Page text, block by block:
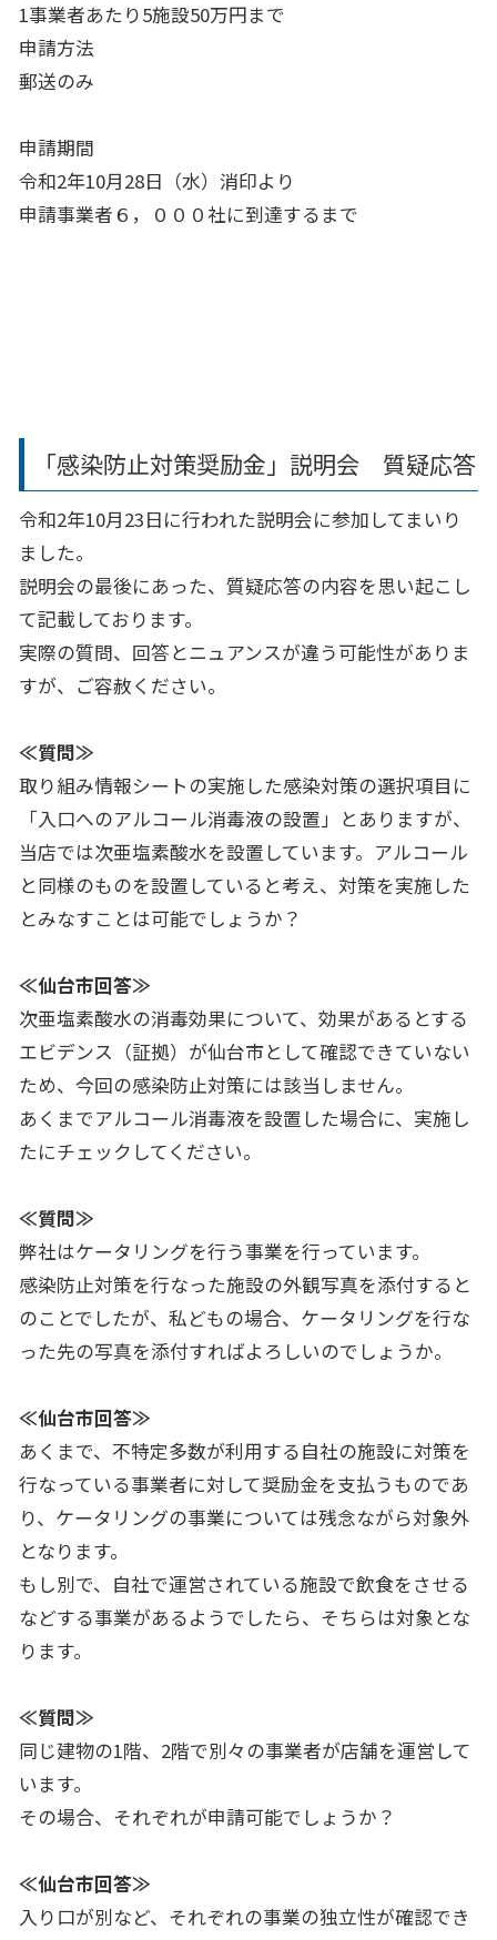
1事業者あたり5施設50万円まで
申請方法
郵送のみ
申請期間
令和2年10月28日（水）消印より
申請事業者６，０００社に到達するまで
「感染防止対策奨励金」説明会 質疑応答
令和2年10月23日に行われた説明会に参加してまいり
ました。
説明会の最後にあった、質疑応答の内容を思い起こし
て記載しております。
実際の質問、回答とニュアンスが違う可能性がありま
すが、ご容赦ください。
≪質問≫
取り組み情報シートの実施した感染対策の選択項目に
「入口へのアルコール消毒液の設置」とありますが、
当店では次亜塩素酸水を設置しています。アルコール
と同様のものを設置していると考え、対策を実施した
とみなすことは可能でしょうか？
≪仙台市回答≫
次亜塩素酸水の消毒効果について、効果があるとする
エビデンス（証拠）が仙台市として確認できていない
ため、今回の感染防止対策には該当しません。
あくまでアルコール消毒液を設置した場合に、実施し
たにチェックしてください。
≪質問≫
弊社はケータリングを行う事業を行っています。
感染防止対策を行なった施設の外観写真を添付すると
のことでしたが、私どもの場合、ケータリングを行な
った先の写真を添付すればよろしいのでしょうか。
≪仙台市回答≫
あくまで、不特定多数が利用する自社の施設に対策を
行なっている事業者に対して奨励金を支払うものであ
り、ケータリングの事業については残念ながら対象外
となります。
もし別で、自社で運営されている施設で飲食をさせる
などする事業があるようでしたら、そちらは対象とな
ります。
≪質問≫
同じ建物の1階、2階で別々の事業者が店舗を運営して
います。
その場合、それぞれが申請可能でしょうか？
≪仙台市回答≫
入り口が別など、それぞれの事業の独立性が確認でき